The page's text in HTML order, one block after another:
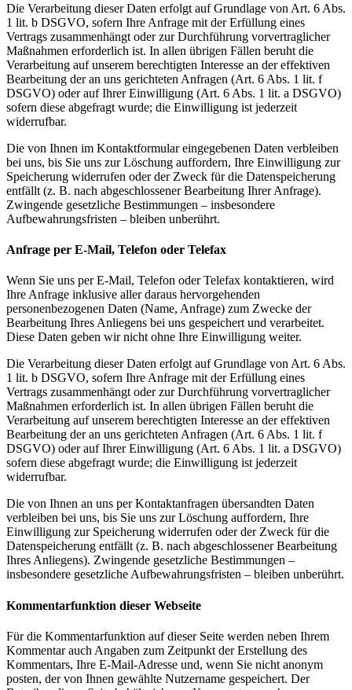
Die Verarbeitung dieser Daten erfolgt auf Grundlage von Art. 6 Abs.
1 lit. b DSGVO, sofern Ihre Anfrage mit der Erfüllung eines
Vertrags zusammenhängt oder zur Durchführung vorvertraglicher
Maßnahmen erforderlich ist. In allen übrigen Fällen beruht die
Verarbeitung auf unserem berechtigten Interesse an der effektiven
Bearbeitung der an uns gerichteten Anfragen (Art. 6 Abs. 1 lit. f
DSGVO) oder auf Ihrer Einwilligung (Art. 6 Abs. 1 lit. a DSGVO)
sofern diese abgefragt wurde; die Einwilligung ist jederzeit
widerrufbar.
Die von Ihnen im Kontaktformular eingegebenen Daten verbleiben
bei uns, bis Sie uns zur Löschung auffordern, Ihre Einwilligung zur
Speicherung widerrufen oder der Zweck für die Datenspeicherung
entfällt (z. B. nach abgeschlossener Bearbeitung Ihrer Anfrage).
Zwingende gesetzliche Bestimmungen – insbesondere
Aufbewahrungsfristen – bleiben unberührt.
Anfrage per E-Mail, Telefon oder Telefax
Wenn Sie uns per E-Mail, Telefon oder Telefax kontaktieren, wird
Ihre Anfrage inklusive aller daraus hervorgehenden
personenbezogenen Daten (Name, Anfrage) zum Zwecke der
Bearbeitung Ihres Anliegens bei uns gespeichert und verarbeitet.
Diese Daten geben wir nicht ohne Ihre Einwilligung weiter.
Die Verarbeitung dieser Daten erfolgt auf Grundlage von Art. 6 Abs.
1 lit. b DSGVO, sofern Ihre Anfrage mit der Erfüllung eines
Vertrags zusammenhängt oder zur Durchführung vorvertraglicher
Maßnahmen erforderlich ist. In allen übrigen Fällen beruht die
Verarbeitung auf unserem berechtigten Interesse an der effektiven
Bearbeitung der an uns gerichteten Anfragen (Art. 6 Abs. 1 lit. f
DSGVO) oder auf Ihrer Einwilligung (Art. 6 Abs. 1 lit. a DSGVO)
sofern diese abgefragt wurde; die Einwilligung ist jederzeit
widerrufbar.
Die von Ihnen an uns per Kontaktanfragen übersandten Daten
verbleiben bei uns, bis Sie uns zur Löschung auffordern, Ihre
Einwilligung zur Speicherung widerrufen oder der Zweck für die
Datenspeicherung entfällt (z. B. nach abgeschlossener Bearbeitung
Ihres Anliegens). Zwingende gesetzliche Bestimmungen –
insbesondere gesetzliche Aufbewahrungsfristen – bleiben unberührt.
Kommentarfunktion dieser Webseite
Für die Kommentarfunktion auf dieser Seite werden neben Ihrem
Kommentar auch Angaben zum Zeitpunkt der Erstellung des
Kommentars, Ihre E-Mail-Adresse und, wenn Sie nicht anonym
posten, der von Ihnen gewählte Nutzername gespeichert. Der